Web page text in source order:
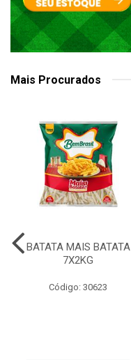
Mais Procurados
BATATA MAIS BATATA
7X2KG
Código: 30623